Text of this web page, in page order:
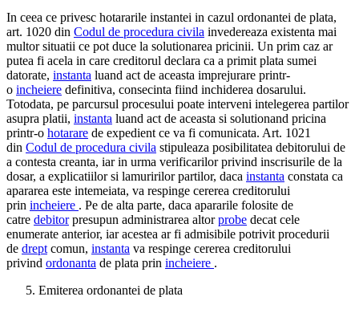
In ceea ce privesc hotararile instantei in cazul ordonantei de plata,
art. 1020 din Codul de procedura civila invedereaza existenta mai
multor situatii ce pot duce la solutionarea pricinii. Un prim caz ar
putea fi acela in care creditorul declara ca a primit plata sumei
datorate, instanta luand act de aceasta imprejurare printr-
o incheiere definitiva, consecinta fiind inchiderea dosarului.
Totodata, pe parcursul procesului poate interveni intelegerea partilor
asupra platii, instanta luand act de aceasta si solutionand pricina
printr-o hotarare de expedient ce va fi comunicata. Art. 1021
din Codul de procedura civila stipuleaza posibilitatea debitorului de
a contesta creanta, iar in urma verificarilor privind inscrisurile de la
dosar, a explicatiilor si lamuririlor partilor, daca instanta constata ca
apararea este intemeiata, va respinge cererea creditorului
prin incheiere . Pe de alta parte, daca apararile folosite de
catre debitorpresupun administrarea altorprobe decat cele
enumerate anterior, iar acestea ar fi admisibile potrivit procedurii
de drept comun, instanta va respinge cererea creditorului
privind ordonanta de plata prin incheiere .
Emiterea ordonantei de plata